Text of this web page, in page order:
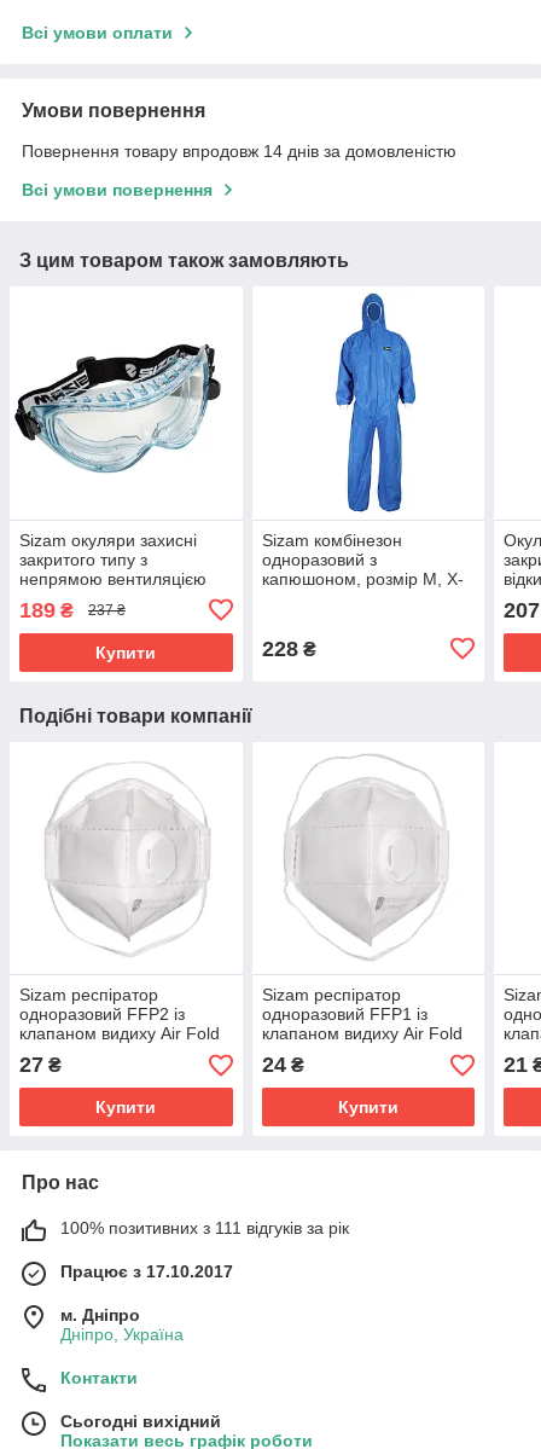
Всі умови оплати
Умови повернення
Повернення товару впродовж 14 днів за домовленістю
Всі умови повернення
З цим товаром також замовляють
Sizam окуляри захисні
закритого типу з
непрямою вентиляцією
35057
189 ₴ 237 ₴
Купити
Sizam комбінезон
одноразовий з
капюшоном, розмір M, X-
228₴
01
207
Подібні товари компанії
Sizam респіратор
одноразовий FFP2 із
клапаном видиху Air Fold
9214, арт. 35113
27 ₴
Купити
Sizam респіратор
одноразовий FFP1 із
клапаном видиху Air Fold
9114, арт. 35111
24₴
Купити
21
Про нас
100% позитивних з 111 відгуків за рік
Працює з 17.10.2017
м. Дніпро
Дніпро, Україна
Контакти
Сьогодні вихідний
Показати весь графік роботи